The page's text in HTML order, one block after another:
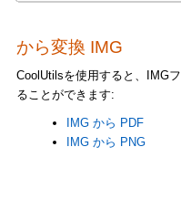
から変換 IMG
CoolUtilsを使用すると、IMG
ることができます:
IMG から PDF
IMG から PNG